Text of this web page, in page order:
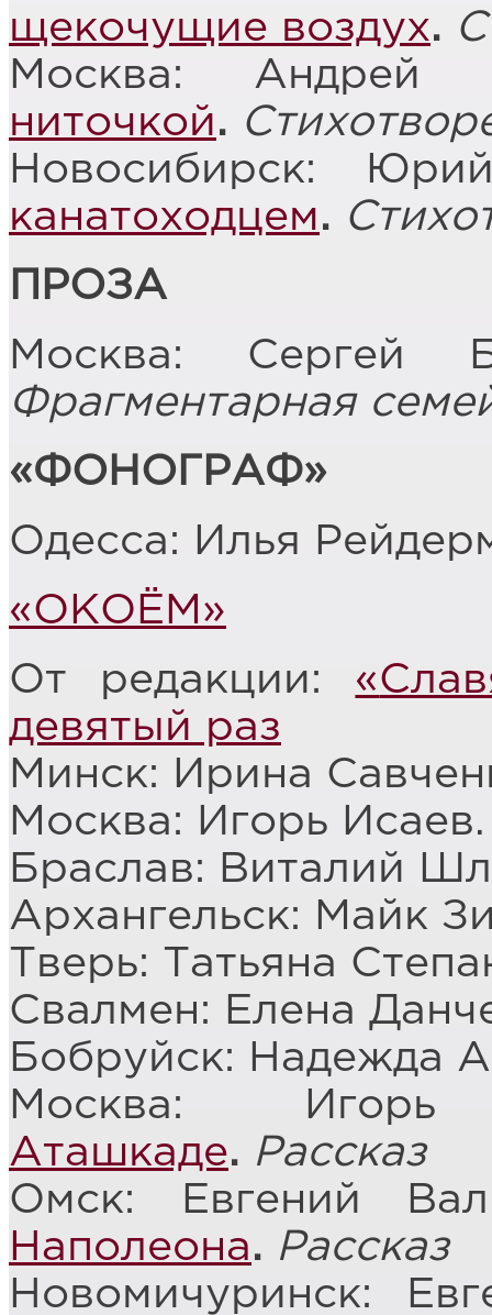
щекочущие воздух.
Москва:
ниточкой.
Новосибирск:
канатоходцем.
ПРОЗА
Москва: Сергей
Фрагментарная
«ФОНОГРАФ»
Одесса: Илья
«ОКОЁМ»
От редакции: «
девятый раз
Минск: Ирина
Москва: Игорь
Браслав: Виталий
Архангельск: Майк
Тверь: Татьяна
Свалмен: Елена
Бобруйск: Надежда
Москва:
Аташкаде. Рассказ
Омск: Евгений
Наполеона. Рассказ
Новомичуринск: